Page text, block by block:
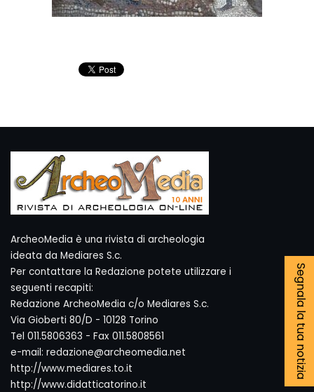
Segnala la tua notizia
ArcheoMedia è una rivista di archeologia
ideata da Mediares S.c.
Per contattare la Redazione potete utilizzare i
seguenti recapiti:
Redazione ArcheoMedia c/o Mediares S.c.
Via Gioberti 80/D - 10128 Torino
Tel 011.5806363 - Fax 011.5808561
e-mail: redazione@archeomedia.net
http://www.mediares.to.it
http://www.didatticatorino.it